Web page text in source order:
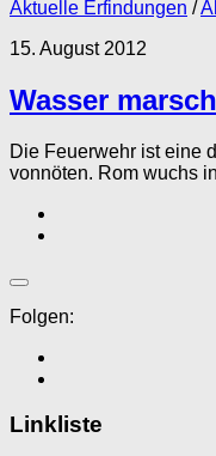
Aktuelle Erfindungen /
15. August 2012
Wasser
Die Feuerwehr ist eine
vonnöten. Rom wuchs
Folgen:
Linkliste